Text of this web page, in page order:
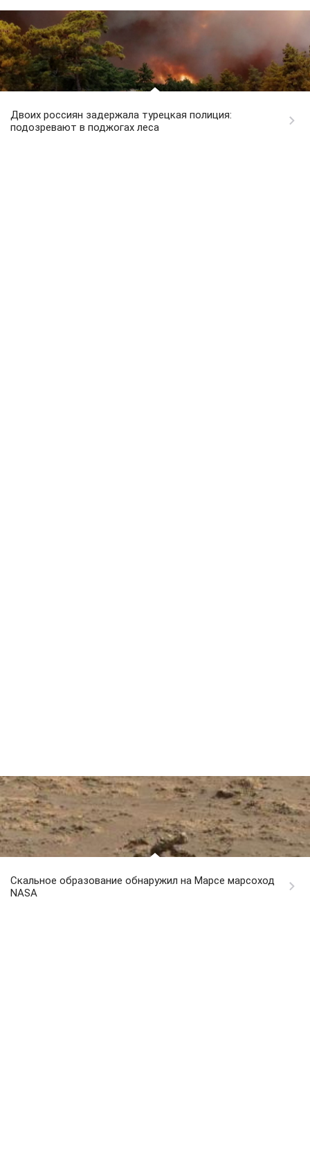
Двоих россиян задержала турецкая полиция:
подозревают в поджогах леса
Скальное образование обнаружил на Марсе марсоход
NASA